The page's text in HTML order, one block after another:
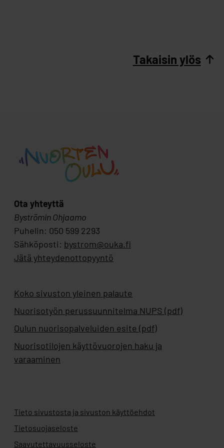
Takaisin ylös
Ota yhteyttä
Byströmin Ohjaamo
Puhelin: 050 599 2293
Sähköposti: bystrom@ouka.fi
Jätä yhteydenottopyyntö
Koko sivuston yleinen palaute
Nuorisotyön perussuunnitelma NUPS (pdf)
Oulun nuorisopalveluiden esite (pdf)
Nuorisotilojen käyttövuorojen haku ja
varaaminen
Tieto sivustosta ja sivuston käyttöehdot
Tietosuojaseloste
Saavutettavuusseloste